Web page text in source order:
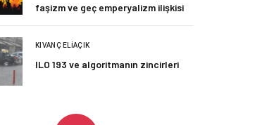
faşizm ve geç emperyalizm ilişkisi
KIVANÇ ELIAÇIK
ILO 193 ve algoritmanın zincirleri